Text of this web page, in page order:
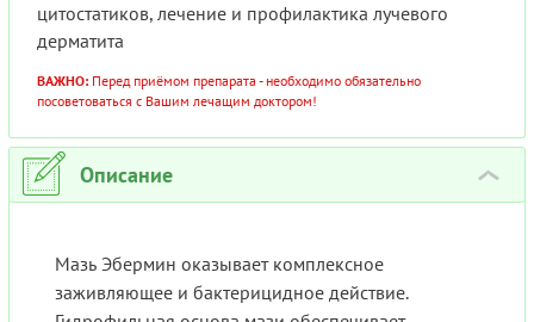
цитостатиков, лечение и профилактика лучевого
дерматита
ВАЖНО: Перед приёмом препарата - необходимо обязательно
посоветоваться с Вашим лечащим доктором!
Описание ›
Мазь Эбермин оказывает комплексное
заживляющее и бактерицидное действие.